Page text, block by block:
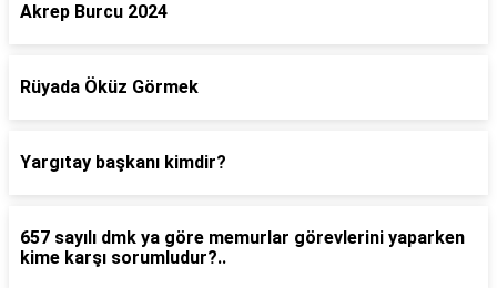
Akrep Burcu 2024
Rüyada Öküz Görmek
Yargıtay başkanı kimdir?
657 sayılı dmk ya göre memurlar görevlerini yaparken
kime karşı sorumludur?..